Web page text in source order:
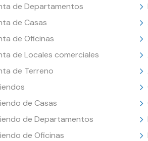
de Departamentos
de Casas
de Oficinas
de Locales comerciales
de Terreno
de Casas
de Departamentos
de Oficinas